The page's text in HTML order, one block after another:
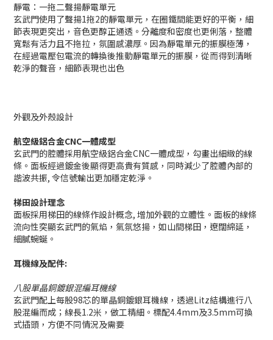
靜電：一拖二聲揚靜電單元
玄武門使用了聲揚1拖2的靜電單元，在圈鐵間能更好的平衡，細
節表現更突出，音色更醇正通透。分離度和密度也更俐落，整體
寬鬆有活力且不拖拉，氛圍感濃厚。因為靜電單元的振膜極薄，
在經過電壓包電流的轉換後推動靜電單元的振膜，從而得到清晰
乾淨的聲音，細節表現也出色
外觀及外殼設計
航空級鋁合金CNC一體成型
玄武門的腔體採用航空級鋁合金CNC一體成型，勾畫出細緻的線
條。面板經過鍍金後顯得更高貴有質感，同時減少了腔體內部的
諧波共振, 令信號輸出更加穩定乾淨。
梯田設計理念
面板採用梯田的線條作設計概念, 增加外觀的立體性。面板的線條
流向性突顯玄武門的氣焰，氣氛悠揚，如山間梯田，遼闊綿延，
細膩蜿蜒。
耳機線及配件:
八股單晶銅鍍銀混編耳機線
玄武門配上每股98芯的單晶銅鍍銀耳機線，透過Litz結構進行八
股混編而成；線長1.2米，做工精細。標配4.4mm及3.5mm可換
式插頭，方便不同情況及需要